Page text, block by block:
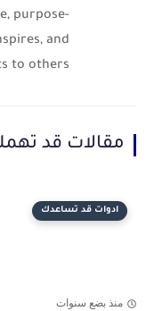
purpose-
and
to others.
مقالات قد
ادوات قد تساعدك
منذ بضع سنوات